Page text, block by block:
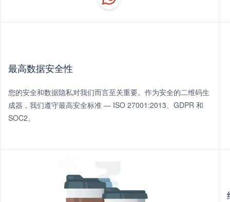
最高数据安全性
您的安全和数据隐私对我们而言至关重要。作为安全的二维码生
成器，我们遵守最高安全标准 — ISO 27001:2013、GDPR 和
SOC2。